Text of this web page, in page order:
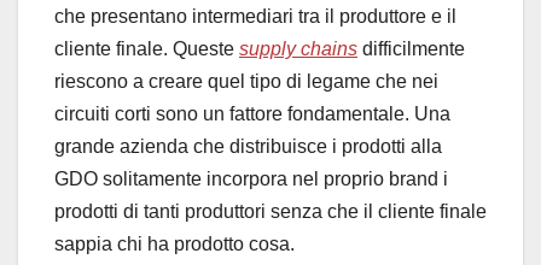
che presentano intermediari tra il produttore e il
cliente finale. Queste supply chains difficilmente
riescono a creare quel tipo di legame che nei
circuiti corti sono un fattore fondamentale. Una
grande azienda che distribuisce i prodotti alla
GDO solitamente incorpora nel proprio brand i
prodotti di tanti produttori senza che il cliente finale
sappia chi ha prodotto cosa.